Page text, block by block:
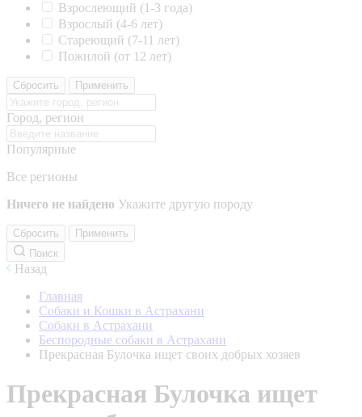
Взрослеющий (1-3 года)
Взрослый (4-6 лет)
Стареющий (7-11 лет)
Пожилой (от 12 лет)
Сбросить Применить
Город, регион
Популярные
Все регионы
Ничего не найдено Укажите другую породу
Сбросить
Применить
Поиск
Назад
Главная
Собаки и Кошки в Астрахани
Собаки в Астрахани
Беспородные собаки в Астрахани
Прекрасная Булочка ищет своих добрых хозяев
Прекрасная Булочка ищет